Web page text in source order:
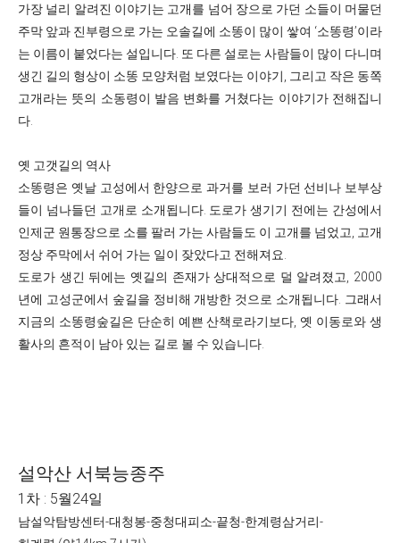
가장 널리 알려진 이야기는 고개를 넘어 장으로 가던 소들이 머물던
주막 앞과 진부령으로 가는 오솔길에 소똥이 많이 쌓여 ‘소똥령’이라
는 이름이 붙었다는 설입니다. 또 다른 설로는 사람들이 많이 다니며
생긴 길의 형상이 소똥 모양처럼 보였다는 이야기, 그리고 작은 동쪽
고개라는 뜻의 소동령이 발음 변화를 거쳤다는 이야기가 전해집니
다.
옛 고갯길의 역사
소똥령은 옛날 고성에서 한양으로 과거를 보러 가던 선비나 보부상
들이 넘나들던 고개로 소개됩니다. 도로가 생기기 전에는 간성에서
인제군 원통장으로 소를 팔러 가는 사람들도 이 고개를 넘었고, 고개
정상 주막에서 쉬어 가는 일이 잦았다고 전해져요.
도로가 생긴 뒤에는 옛길의 존재가 상대적으로 덜 알려졌고, 2000
년에 고성군에서 숲길을 정비해 개방한 것으로 소개됩니다. 그래서
지금의 소똥령숲길은 단순히 예쁜 산책로라기보다, 옛 이동로와 생
활사의 흔적이 남아 있는 길로 볼 수 있습니다.
설악산 서북능종주
1차 : 5월24일
남설악탐방센터-대청봉-중청대피소-끝청-한계령삼거리-